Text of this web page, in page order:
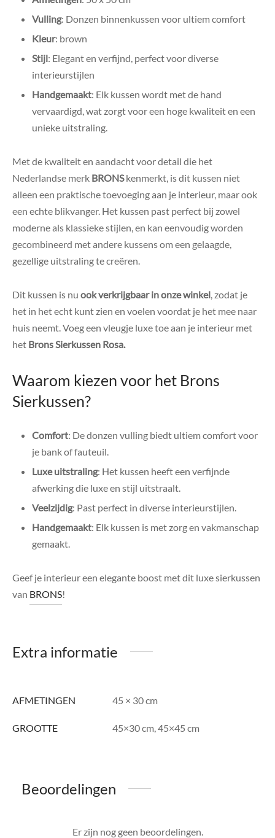
Vulling: Donzen binnenkussen voor ultiem comfort
Kleur: brown
Stijl: Elegant en verfijnd, perfect voor diverse
interieurstijlen
Handgemaakt: Elk kussen wordt met de hand
vervaardigd, wat zorgt voor een hoge kwaliteit en een
unieke uitstraling.
Met de kwaliteit en aandacht voor detail die het
Nederlandse merk BRONSkenmerkt, is dit kussen niet
alleen een praktische toevoeging aan je interieur, maar ook
een echte blikvanger. Het kussen past perfect bij zowel
moderne als klassieke stijlen, en kan eenvoudig worden
gecombineerd met andere kussens om een gelaagde,
gezellige uitstraling te creëren.
Dit kussen is nu ook verkrijgbaar in onze winkel, zodat je
het in het echt kunt zien en voelen voordat je het mee naar
huis neemt. Voeg een vleugje luxe toe aan je interieur met
het Brons Sierkussen Rosa.
Waarom kiezen voor het Brons
Sierkussen?
Comfort: De donzen vulling biedt ultiem comfort voor
je bank of fauteuil.
Luxe uitstraling: Het kussen heeft een verfijnde
afwerking die luxe en stijl uitstraalt.
Veelzijdig: Past perfect in diverse interieurstijlen.
Handgemaakt: Elk kussen is met zorg en vakmanschap
gemaakt.
Geef je interieur een elegante boost met dit luxe sierkussen
van BRONS!
Extra informatie
AFMETINGEN 45 × 30 cm
GROOTTE 45×30 cm, 45×45 cm
Beoordelingen
Er zijn nog geen beoordelingen.